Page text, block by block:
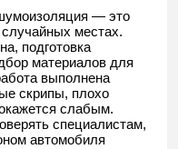
— это
местах.
подготовка
материалов для
выполнена
скрипы, плохо
слабым.
специалистам,
автомобиля